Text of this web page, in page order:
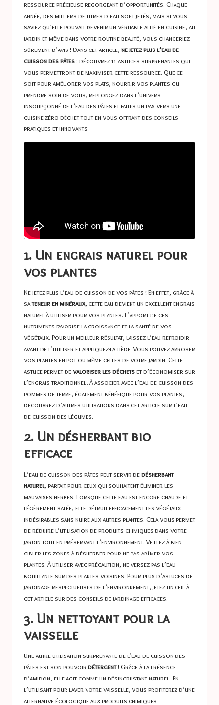
ressource précieuse regorgeant d’opportunités. Chaque
année, des milliers de litres d’eau sont jetés, mais si vous
saviez qu’elle pouvait devenir un véritable allié en cuisine, au
jardin et même dans votre routine beauté, vous changeriez
sûrement d’avis ! Dans cet article, ne jetez plus l’eau de
cuisson des pâtes : découvrez 11 astuces surprenantes qui
vous permettront de maximiser cette ressource. Que ce
soit pour améliorer vos plats, nourrir vos plantes ou
prendre soin de vous, replongez dans l’univers
insoupçonné de l’eau des pâtes et faites un pas vers une
cuisine zéro déchet tout en vous offrant des conseils
pratiques et innovants.
1. Un engrais naturel pour
vos plantes
Ne jetez plus l’eau de cuisson de vos pâtes ! En effet, grâce à
sateneur en minéraux, cette eau devient un excellent engrais
naturel à utiliser pour vos plantes. L’apport de ces
nutriments favorise la croissance et la santé de vos
végétaux. Pour un meilleur résultat, laissez l’eau refroidir
avant de l’utiliser et appliquez-la tiède. Vous pouvez arroser
vos plantes en pot ou même celles de votre jardin. Cette
astuce permet devaloriser les déchetset d’économiser sur
l’engrais traditionnel. À associer avec l’eau de cuisson des
pommes de terre, également bénéfique pour vos plantes,
découvrez d’autres utilisations dans cet article surl’eau
de cuisson des légumes.
2. Un désherbant bio
efficace
L’eau de cuisson des pâtes peut servir dedésherbant
naturel, parfait pour ceux qui souhaitent éliminer les
mauvaises herbes. Lorsque cette eau est encore chaude et
légèrement salée, elle détruit efficacement les végétaux
indésirables sans nuire aux autres plantes. Cela vous permet
de réduire l’utilisation de produits chimiques dans votre
jardin tout en préservant l’environnement. Veillez à bien
cibler les zones à désherber pour ne pas abîmer vos
plantes. À utiliser avec précaution, ne versez pas l’eau
bouillante sur des plantes voisines. Pour plus d’astuces de
jardinage respectueuses de l’environnement, jetez un œil à
cet article sur des conseils de jardinage efficaces.
3. Un nettoyant pour la
vaisselle
Une autre utilisation surprenante de l’eau de cuisson des
pâtes est son pouvoir détergent! Grâce à la présence
d’amidon, elle agit comme un désincrustant naturel. En
l’utilisant pour laver votre vaisselle, vous profiterez d’une
alternative écologique aux produits chimiques